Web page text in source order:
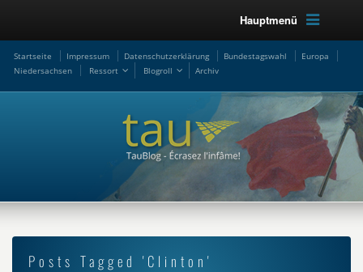
Hauptmenü
Startseite Impressum Datenschutzerklärung Bundestagswahl
Europa
Niedersachsen
Ressort Blogroll Archiv
Posts Tagged 'Clinton'